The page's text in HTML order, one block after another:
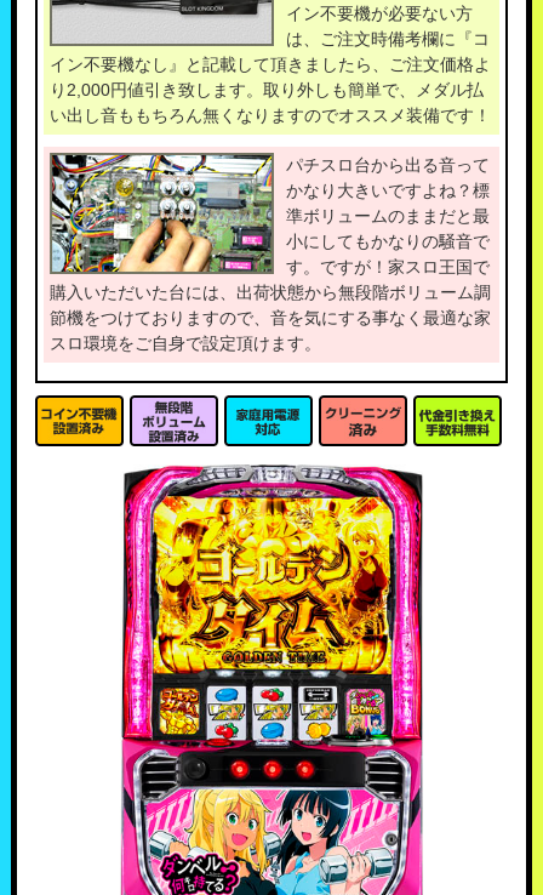
イン不要機が必要ない方
は、ご注文時備考欄に『コ
イン不要機なし』と記載して頂きましたら、ご注文価格よ
り2,000円値引き致します。取り外しも簡単で、メダル払
い出し音ももちろん無くなりますのでオススメ装備です！
パチスロ台から出る音って
かなり大きいですよね？標
準ボリュームのままだと最
小にしてもかなりの騒音で
す。ですが！家スロ王国で
購入いただいた台には、出荷状態から無段階ボリューム調
節機をつけておりますので、音を気にする事なく最適な家
スロ環境をご自身で設定頂けます。